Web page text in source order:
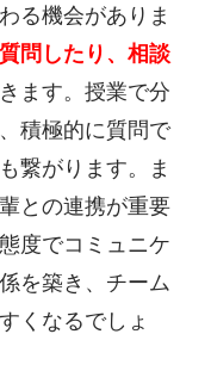
る機会がありま
問したり、相談
ます。授業で分
積極的に質問で
繋がります。ま
との連携が重要
度でコミュニケ
を築き、チーム
くなるでしょ